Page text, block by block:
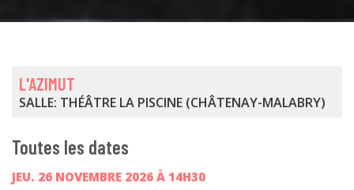
L'AZIMUT
SALLE: THÉÂTRE LA PISCINE (CHÂTENAY-MALABRY)
Toutes les dates
JEU. 26 NOVEMBRE 2026 À 14H30